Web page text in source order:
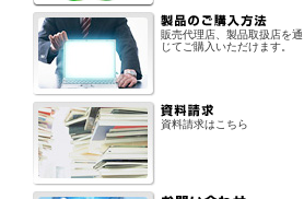
販売代理店、製品取扱店を通
じてご購入いただけます。
資料請求はこちら